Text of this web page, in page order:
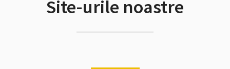
Site-urile noastre